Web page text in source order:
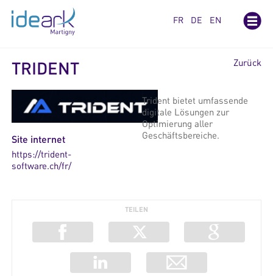
FR DE EN
Zurück
TRIDENT
Site internet
https://trident-
software.ch/fr/
Trident bietet umfassende
digitale Lösungen zur
Optimierung aller
Geschäftsbereiche.
TEILEN